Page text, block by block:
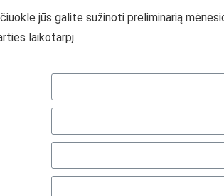
jūs galite sužinoti preliminarią
laikotarpį.